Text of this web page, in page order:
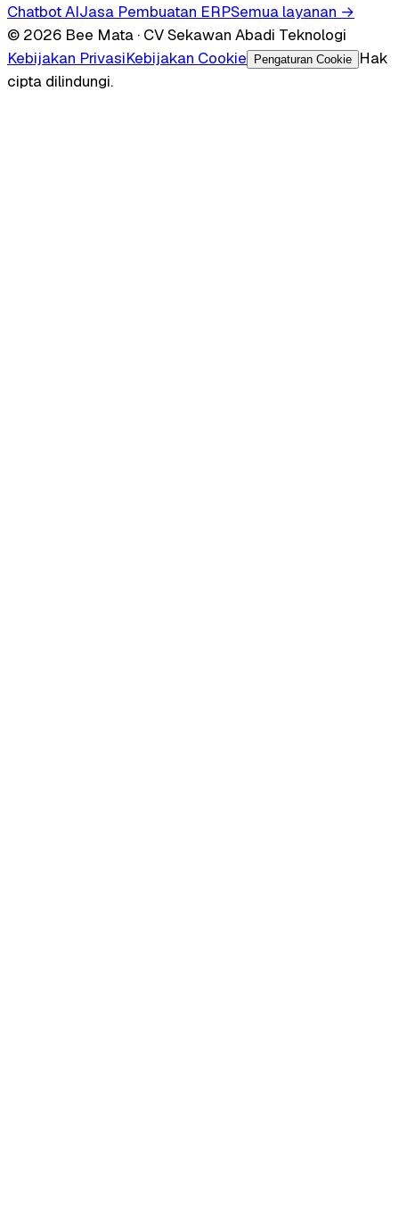
Chatbot AIJasa Pembuatan ERPSemua layanan →
© 2026 Bee Mata · CV Sekawan Abadi Teknologi
Kebijakan PrivasiKebijakan Cookie Pengaturan Cookie
Hak
cipta dilindungi.